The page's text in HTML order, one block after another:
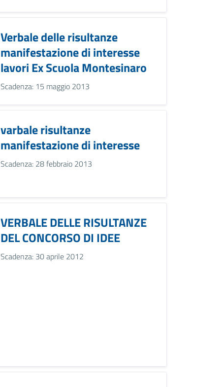
Verbale delle risultanze
manifestazione di interesse
lavori Ex Scuola Montesinaro
Scadenza: 15 maggio 2013
varbale risultanze
manifestazione di interesse
Scadenza: 28 febbraio 2013
VERBALE DELLE RISULTANZE
DEL CONCORSO DI IDEE
Scadenza: 30 aprile 2012